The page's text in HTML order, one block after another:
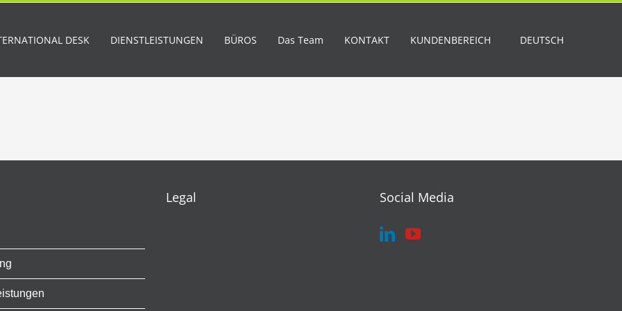
DESK DIENSTLEISTUNGEN BÜROS Das Team KONTAKT KUNDENBEREICH DEUTSCH
Legal Social Media